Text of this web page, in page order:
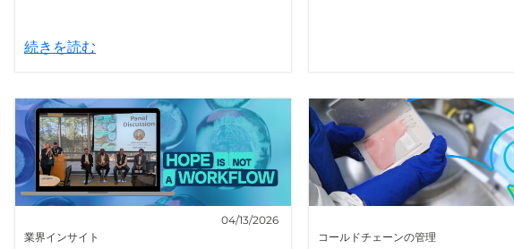
続きを読む
業界インサイト
04/13/2026
コールドチェーンの管理